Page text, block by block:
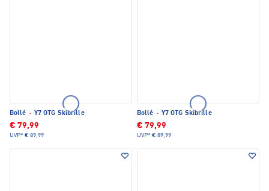
Bollé · Y7 OTG Skibrille
€ 79,99
UVP* € 89,99
Bollé · Y7 OTG Skibrille
€ 79,99
UVP* € 89,99